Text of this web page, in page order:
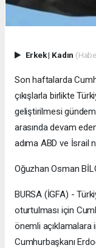
Erkek| Kadın
Son haftalarda
çıkışlarla birlikte
geliştirilmesi
arasında devam
adıma ABD ve İsrail
Oğuzhan Osman
BURSA (İGFA) -
oturtulması için
önemli açıklamalara
Cumhurbaşkanı